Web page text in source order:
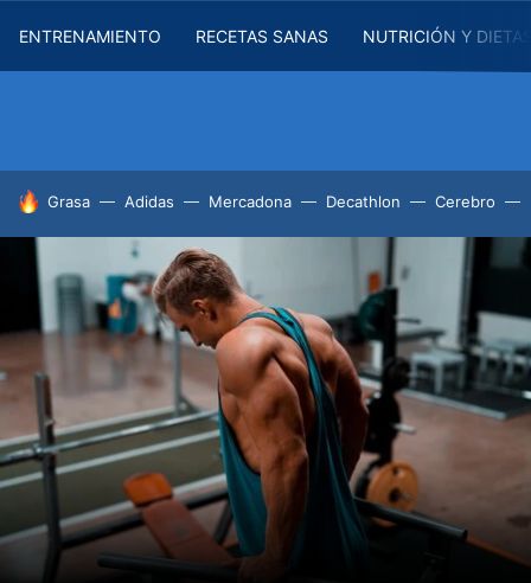
ENTRENAMIENTO RECETAS SANAS NUTRICIÓN Y
HOY SE HABLA DE
Grasa Adidas Mercadona Decathlon Cerebro